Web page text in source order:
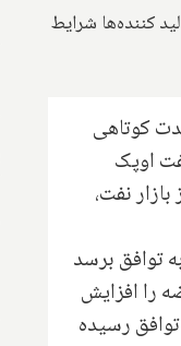
کننده‌ها شرایط
کوتاهی
اوپک
درخواست ۲۰ درصدی چین از بازار نفت،
به توافق برسد
را افزایش
رسیده